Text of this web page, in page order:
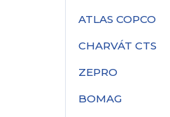
ATLAS COPCO
CHARVÁT CTS
ZEPRO
BOMAG